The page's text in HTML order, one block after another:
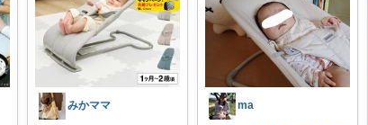
みかママ ma